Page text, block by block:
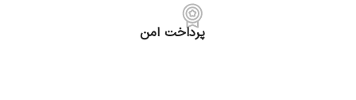
پرداخت امن